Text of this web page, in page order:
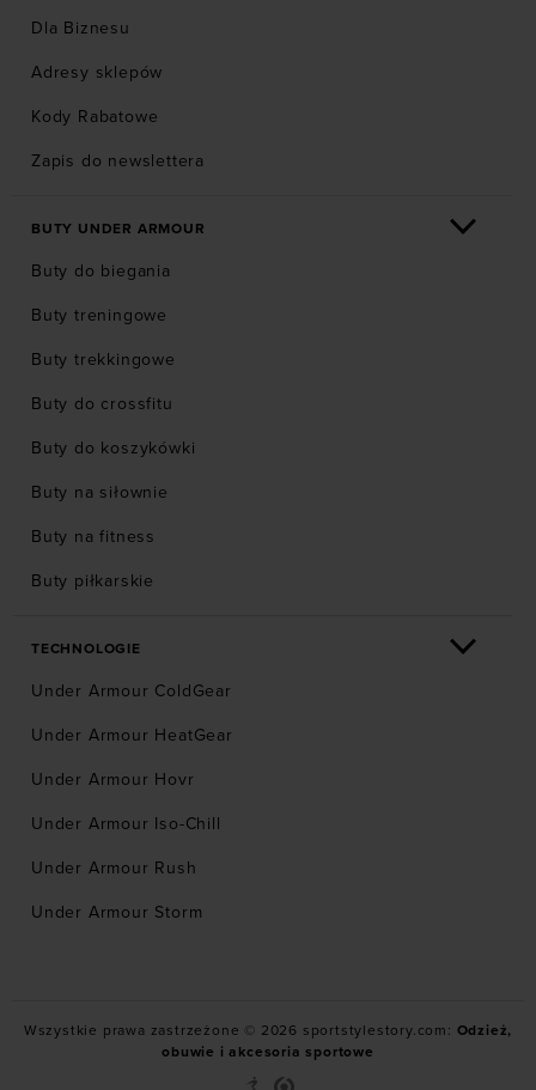
Dla Biznesu
Adresy sklepów
Kody Rabatowe
Zapis do newslettera
BUTY UNDER ARMOUR
Buty do biegania
Buty treningowe
Buty trekkingowe
Buty do crossfitu
Buty do koszykówki
Buty na siłownie
Buty na fitness
Buty piłkarskie
TECHNOLOGIE
Under Armour ColdGear
Under Armour HeatGear
Under Armour Hovr
Under Armour Iso-Chill
Under Armour Rush
Under Armour Storm
Wszystkie prawa zastrzeżone © 2026 sportstylestory.com: Odzież,
obuwie i akcesoria sportowe